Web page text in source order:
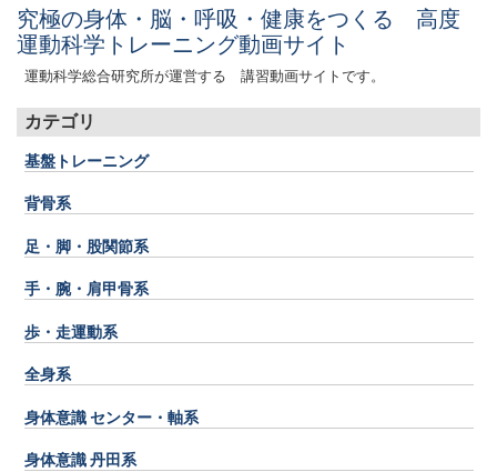
究極の身体・脳・呼吸・健康をつくる 高度
運動科学トレーニング動画サイト
運動科学総合研究所が運営する 講習動画サイトです。
カテゴリ
基盤トレーニング
背骨系
足・脚・股関節系
手・腕・肩甲骨系
歩・走運動系
全身系
身体意識 センター・軸系
身体意識 丹田系